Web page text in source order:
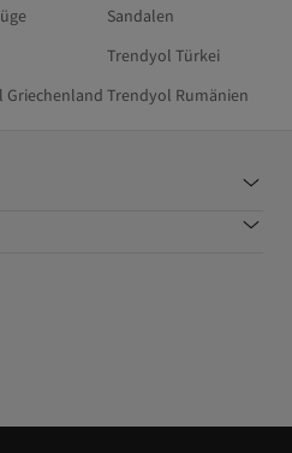
Sandalen
Trendyol Türkei
Griechenland Trendyol Rumänien